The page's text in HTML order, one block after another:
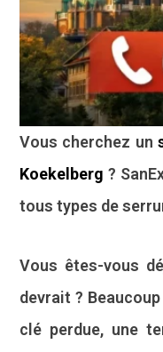
Vous cherchez un
Koekelberg ?
tous types de
Vous êtes-vous
devrait ?
clé perdue, une